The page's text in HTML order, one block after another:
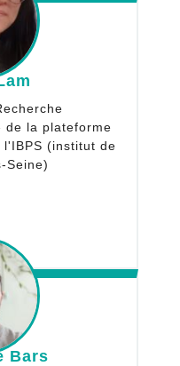
de la plateforme
(institut de
Seine)
Bars